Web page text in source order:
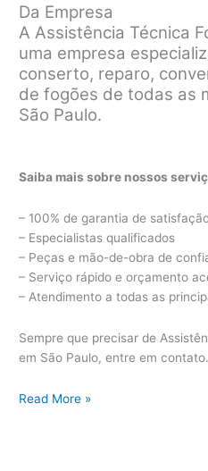
Da Empresa
A Assistência Técnica
uma empresa
conserto, reparo,
de fogões de todas as
São Paulo.
Saiba mais sobre nossos
– 100% de garantia de
– Especialistas qualificados
– Peças e mão-de-obra de
– Serviço rápido e orçamento
– Atendimento a todas as
Sempre que precisar de
em São Paulo, entre em contato.
Assistência
Read More »